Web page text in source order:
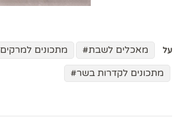
על מאכלים לשבת
מתכונים למרקים
מתכונים לקדרות בשר